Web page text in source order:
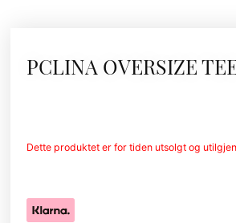
PCLINA OVERSIZE
Dette produktet er for tiden utsolgt og